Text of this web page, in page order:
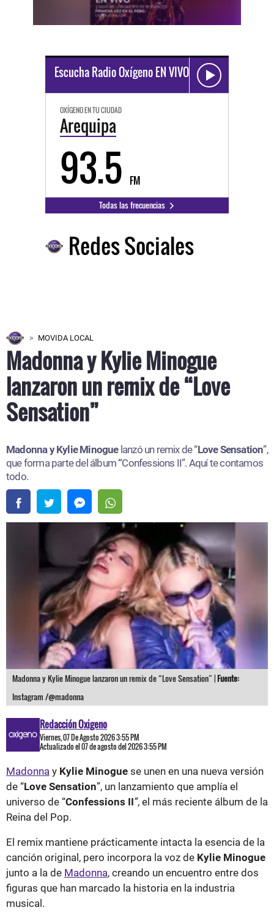
Escucha Radio Oxígeno EN VIVO
OXÍGENO EN TU CIUDAD
Arequipa
93.5 FM
Todas las frecuencias
Redes Sociales
MOVIDA LOCAL
Madonna y Kylie Minogue
lanzaron un remix de “Love
Sensation”
Madonna y Kylie Minogue lanzó un remix de “Love Sensation”,
que forma parte del álbum “Confessions II”. Aquí te contamos
todo.
Madonna y Kylie Minogue lanzaron un remix de “Love Sensation” |Fuente:
Instagram /@madonna
Redacción Oxigeno
Viernes, 07 De Agosto 2026 3:55 PM
Actualizado el 07 de agosto del 2026 3:55 PM
Madonna y Kylie Minogue se unen en una nueva versión
de “Love Sensation”, un lanzamiento que amplía el
universo de “Confessions II”, el más reciente álbum de la
Reina del Pop.
El remix mantiene prácticamente intacta la esencia de la
canción original, pero incorpora la voz de Kylie Minogue
junto a la de Madonna, creando un encuentro entre dos
figuras que han marcado la historia en la industria
musical.